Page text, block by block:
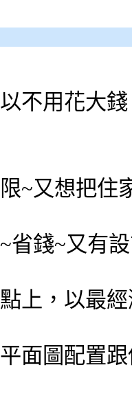
不用花大
~又想把住
省錢~又有
上，以最
面圖配置